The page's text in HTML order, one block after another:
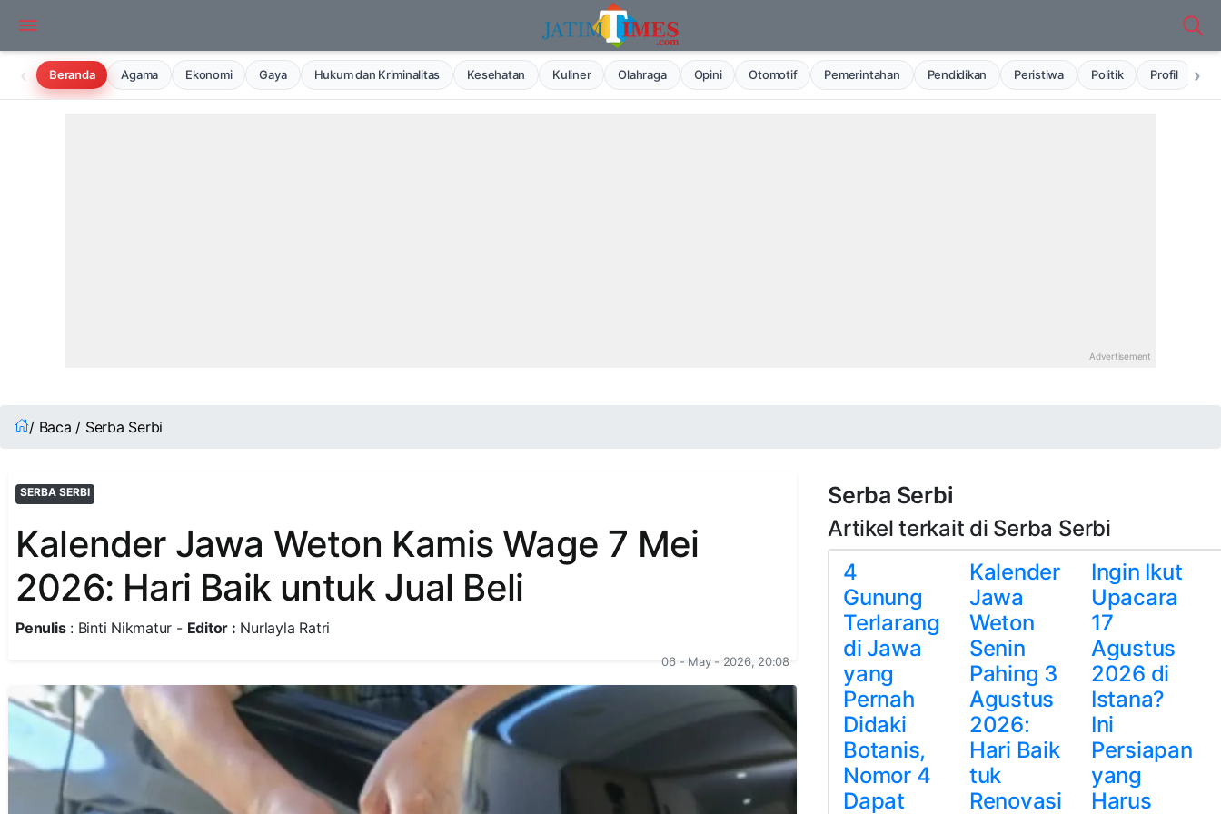
‹ Beranda Agama Ekonomi Gaya Hukum dan Kriminalitas Kesehatan Kuliner Olahraga Opini Otomotif Pemerintahan Pendidikan Peristiwa Politik Profil ›
/ Baca / Serba Serbi
SERBA SERBI
Kalender Jawa Weton Kamis Wage 7 Mei
2026: Hari Baik untuk Jual Beli
Penulis: Binti Nikmatur - Editor : Nurlayla Ratri
06 - May - 2026, 20:08
Serba Serbi
Artikel terkait di Serba Serbi
4
Gunung
Terlarang
di Jawa
yang
Pernah
Didaki
Botanis,
Nomor 4
Dapat
Kalender
Jawa
Weton
Senin
Pahing 3
Agustus
2026:
Hari Baik
tuk
Renovasi
Ingin Ikut
Upacara
17
Agustus
2026 di
Istana?
Ini
Persiapan
yang
Harus